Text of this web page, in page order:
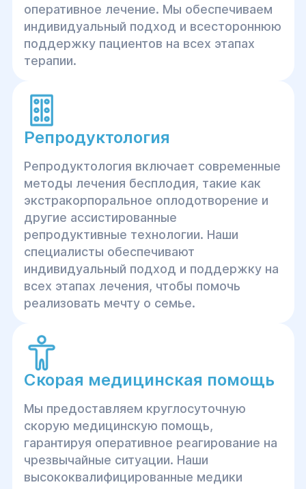
оперативное лечение. Мы обеспечиваем
индивидуальный подход и всестороннюю
поддержку пациентов на всех этапах
терапии.
Репродуктология
Репродуктология включает современные
методы лечения бесплодия, такие как
экстракорпоральное оплодотворение и
другие ассистированные
репродуктивные технологии. Наши
специалисты обеспечивают
индивидуальный подход и поддержку на
всех этапах лечения, чтобы помочь
реализовать мечту о семье.
Скорая медицинская помощь
Мы предоставляем круглосуточную
скорую медицинскую помощь,
гарантируя оперативное реагирование на
чрезвычайные ситуации. Наши
высококвалифицированные медики